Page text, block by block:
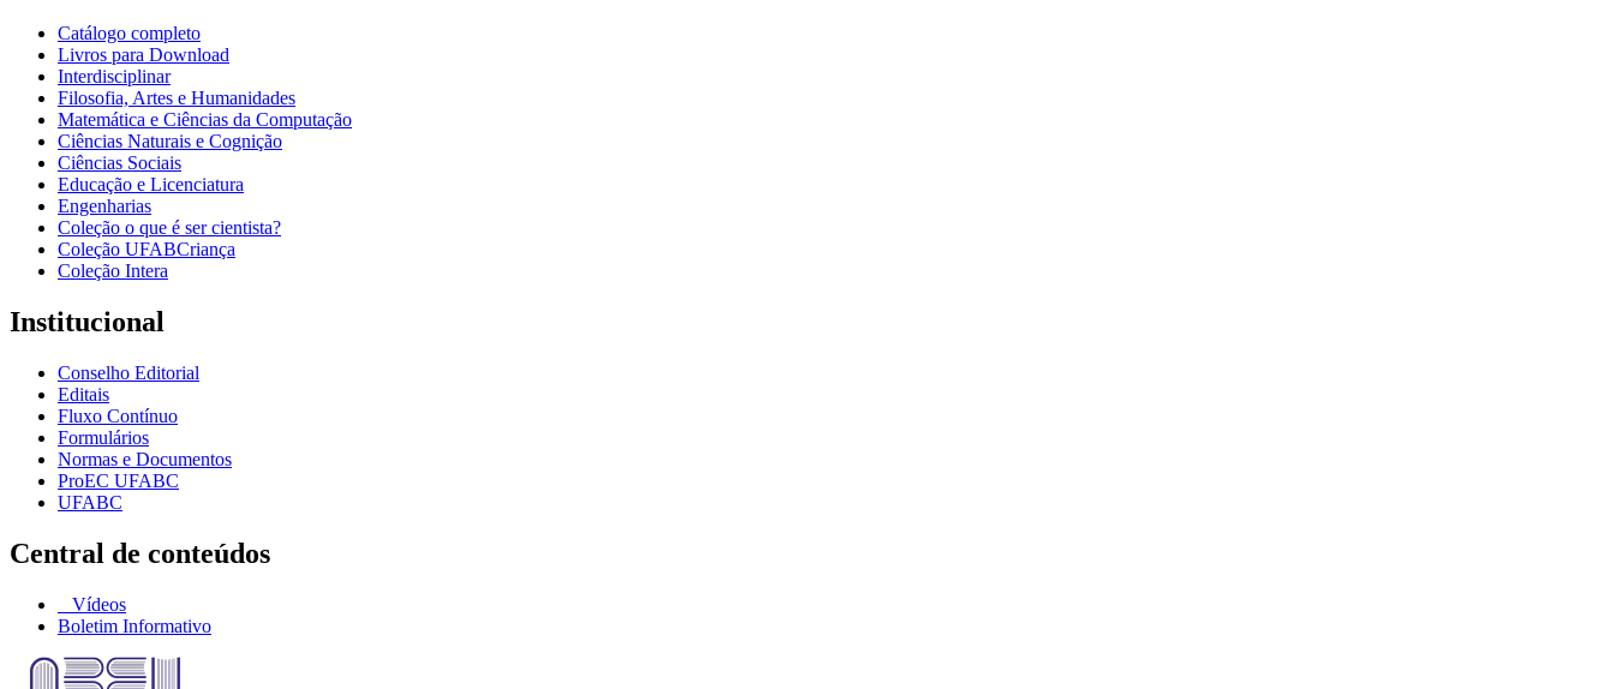
Catálogo completo
Livros para Download
Interdisciplinar
Filosofia, Artes e Humanidades
Matemática e Ciências da Computação
Ciências Naturais e Cognição
Ciências Sociais
Educação e Licenciatura
Engenharias
Coleção o que é ser cientista?
Coleção UFABCriança
Coleção Intera
Institucional
Conselho Editorial
Editais
Fluxo Contínuo
Formulários
Normas e Documentos
ProEC UFABC
UFABC
Central de conteúdos
Vídeos
Boletim Informativo